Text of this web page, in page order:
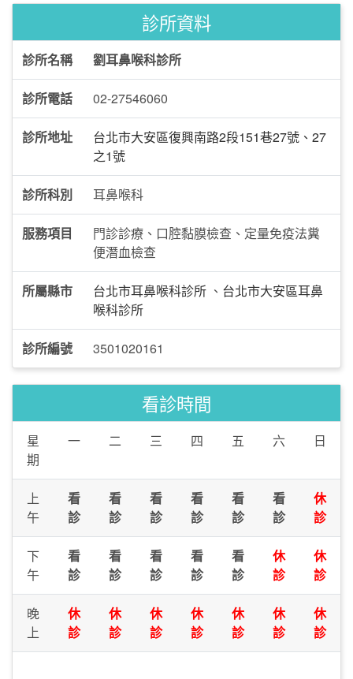
診所資料
診所名稱 劉耳鼻喉科診所
診所電話 02-27546060
診所地址
台北市大安區復興南路2段151巷27號、27
之1號
診所科別 耳鼻喉科
服務項目
門診診療、口腔黏膜檢查、定量免疫法糞
便潛血檢查
所屬縣市 台北市耳鼻喉科診所 、 台北市大安區耳鼻
喉科診所
診所編號 3501020161
看診時間
星
期
一 二 三 四 五 六 日
上
午
看
診
看
診
看
診
看
診
看
診
看
診
休
診
下
午
看
診
看
診
看
診
看
診
看
診
休
診
休
診
晚
上
休
診
休
診
休
診
休
診
休
診
休
診
休
診